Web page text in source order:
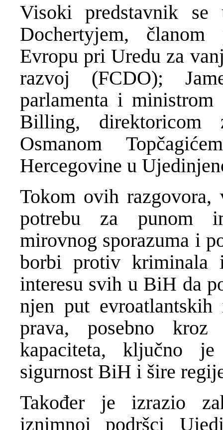
Visoki predstavnik se
Dochertyjem,
Evropu pri Uredu za
razvoj (FCDO);
parlamenta i
Billing,
Osmanom
Hercegovine u
Tokom ovih
potrebu za punom
mirovnog sporazuma i
borbi protiv kriminala
interesu svih u BiH da
njen put evroatlantskih
prava, posebno kroz
kapaciteta, ključno
sigurnost BiH i šire
Također je izrazio
iznimnoj podršci